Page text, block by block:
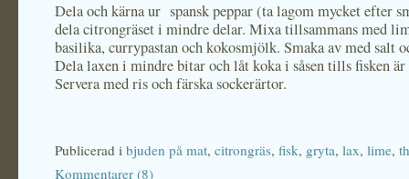
Dela och kärna ur spansk peppar (ta lagom mycket efter
dela citrongräset i mindre delar. Mixa tillsammans med
basilika, currypastan och kokosmjölk. Smaka av med salt
Dela laxen i mindre bitar och låt koka i såsen tills fisken
Servera med ris och färska sockerärtor.
Publicerad i bjuden på mat, citrongräs, fisk, gryta, lax, lime,
Kommentarer (8)